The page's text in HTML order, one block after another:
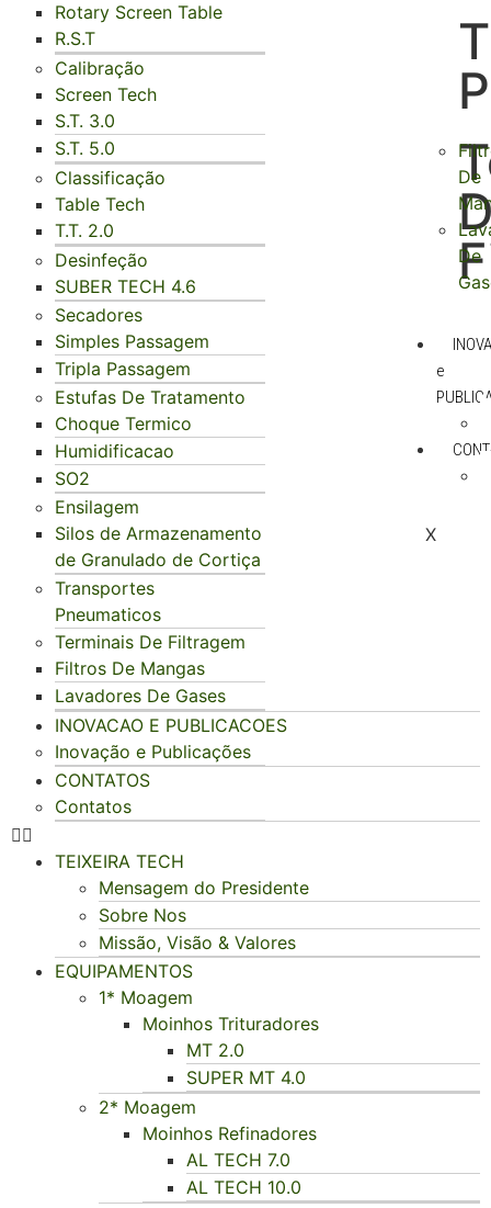
De
De
e
X
Rotary Screen Table
R.S.T
Calibração
Screen Tech
S.T. 3.0
S.T. 5.0
Classificação
Table Tech
T.T. 2.0
Desinfeção
SUBER TECH 4.6
Secadores
Simples Passagem
Tripla Passagem
Estufas De Tratamento
Choque Termico
Humidificacao
SO2
Ensilagem
Silos de Armazenamento
de Granulado de Cortiça
Transportes
Pneumaticos
Terminais De Filtragem
Filtros De Mangas
Lavadores De Gases
INOVACAO E PUBLICACOES
Inovação e Publicações
CONTATOS
Contatos
TEIXEIRA TECH
Mensagem do Presidente
Sobre Nos
Missão, Visão & Valores
EQUIPAMENTOS
1* Moagem
Moinhos Trituradores
MT 2.0
SUPER MT 4.0
2* Moagem
Moinhos Refinadores
AL TECH 7.0
AL TECH 10.0